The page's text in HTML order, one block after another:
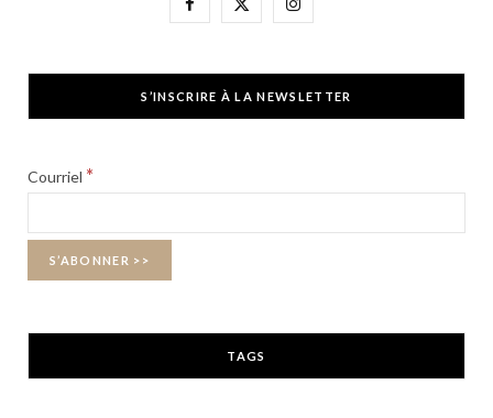
e w t
S’INSCRIRE À LA NEWSLETTER
Courriel *
TAGS